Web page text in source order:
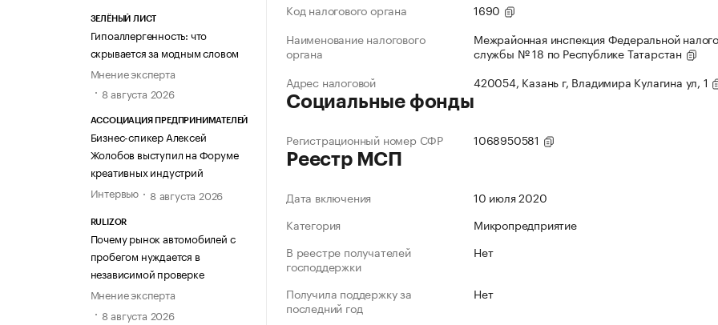
ЗЕЛЁНЫЙ ЛИСТ
Гипоаллергенность: что
скрывается за модным словом
Мнение эксперта
8 августа 2026
АССОЦИАЦИЯ ПРЕДПРИНИМАТЕЛЕЙ
Бизнес-спикер Алексей
Жолобов выступил на Форуме
креативных индустрий
Интервью
8 августа 2026
RULIZOR
Почему рынок автомобилей с
пробегом нуждается в
независимой проверке
Мнение эксперта
8 августа 2026
Код налогового органа
1690
Наименование налогового
органа
Межрайонная инспекция Федеральной
службы № 18 по Республике Татарстан
Адрес налоговой
420054, Казань г, Владимира Кулагина ул, 1
Социальные фонды
Регистрационный номер СФР 1068950581
Реестр МСП
Дата включения
10 июля 2020
Категория
Микропредприятие
В реестре получателей
господдержки
Нет
Получила поддержку за
последний год
Нет